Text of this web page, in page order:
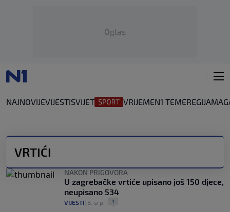
Oglas
NAJNOVIJEVIJESTISVIJET VRIJEMEN1 TEMEREGIJA
VRTIĆI
NAKON PRIGOVORA
U zagrebačke vrtiće upisano još 150 djece,
neupisano 534
VIJESTI 8. srp. 1